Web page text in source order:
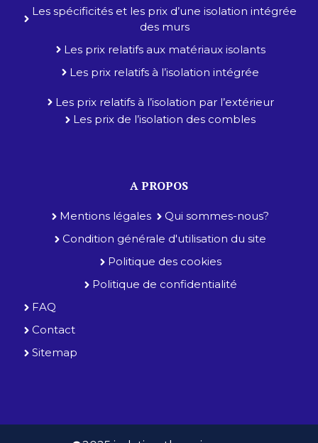
Les spécificités et les prix d’une isolation intégrée
des murs
Les prix relatifs aux matériaux isolants
Les prix relatifs à l’isolation intégrée
Les prix relatifs à l’isolation par l’extérieur
Les prix de l’isolation des combles
A PROPOS
Mentions légales
Qui sommes-nous?
Condition générale d'utilisation du site
Politique des cookies
Politique de confidentialité
FAQ
Contact
Sitemap